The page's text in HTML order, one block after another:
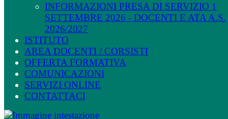
INFORMAZIONI PRESA DI SERVIZIO 1
SETTEMBRE 2026 - DOCENTI E ATA A.S.
2026/2027
ISTITUTO
AREA DOCENTI / CORSISTI
OFFERTA FORMATIVA
COMUNICAZIONI
SERVIZI ONLINE
CONTATTACI